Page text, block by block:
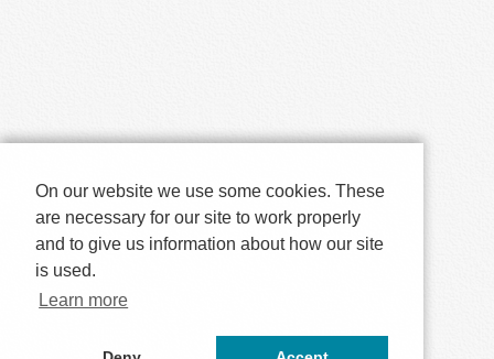
On our website we use some cookies. These
are necessary for our site to work properly
and to give us information about how our site
is used.
Learn more